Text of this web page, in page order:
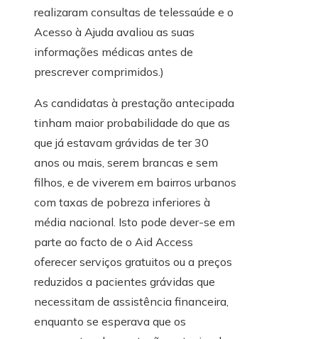
realizaram consultas de telessaúde e o
Acesso à Ajuda avaliou as suas
informações médicas antes de
prescrever comprimidos.)
As candidatas à prestação antecipada
tinham maior probabilidade do que as
que já estavam grávidas de ter 30
anos ou mais, serem brancas e sem
filhos, e de viverem em bairros urbanos
com taxas de pobreza inferiores à
média nacional. Isto pode dever-se em
parte ao facto de o Aid Access
oferecer serviços gratuitos ou a preços
reduzidos a pacientes grávidas que
necessitam de assistência financeira,
enquanto se esperava que os